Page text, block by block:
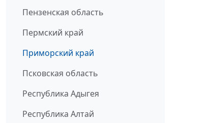
Пензенская область
Пермский край
Приморский край
Псковская область
Республика Адыгея
Республика Алтай